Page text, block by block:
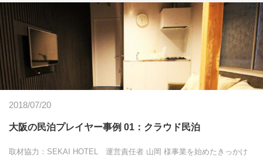
2018/07/20
大阪の民泊プレイヤー事例 01：クラウド民泊
取材協力：SEKAI HOTEL 運営責任者 山岡 様事業を始めたきっかけ